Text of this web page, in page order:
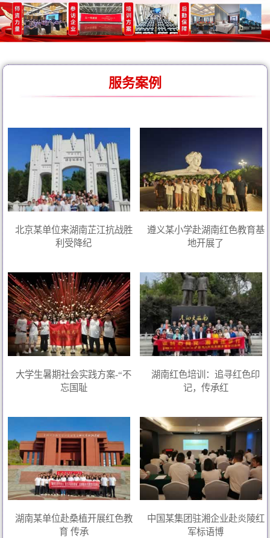
服务案例
北京某单位来湖南芷江抗战胜
利受降纪
遵义某小学赴湖南红色教育基
地开展了
大学生暑期社会实践方案-“不
忘国耻
湖南红色培训：追寻红色印
记，传承红
湖南某单位赴桑植开展红色教
育 传承
中国某集团驻湘企业赴炎陵红
军标语博